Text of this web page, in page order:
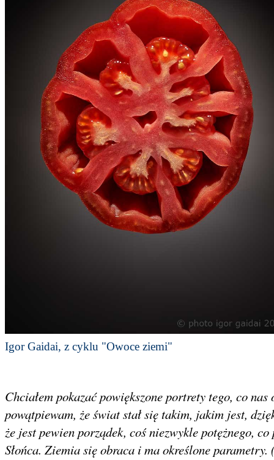
Igor Gaidai, z cyklu "Owoce ziemi"
Chciałem pokazać powiększone portrety tego, co
powątpiewam, że świat stał się takim, jakim jest,
że jest pewien porządek, coś niezwykle potężnego,
Słońca. Ziemia się obraca i ma określone